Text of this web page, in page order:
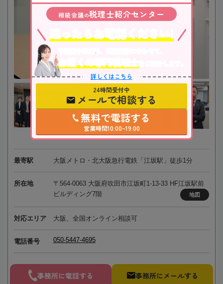
最寄駅 大阪メトロ・北大阪急行電鉄「江坂駅」徒歩1分
所在地
〒564-0063 大阪府吹田市江坂町1-13-33 HF江坂駅前
ビルディング7階
地図
対応エリア 大阪、全国オンライン相談可
電話番号 050-5447-4695
事務所に電話する 事務所にメールする
相続会議の税理士紹介センター
不動産や株式等、相続資産に合わせて、
お近くの専門税理士
をご紹介します。
詳しくはこちら
24時間受付中
メールで相談する
無料で電話する
営業時間10:00~19:00